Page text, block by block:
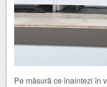
Pe măsură ce înaintezi în